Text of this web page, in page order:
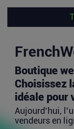
Boutique
Choisissez
idéale pour
Aujourd’hui,
vendeurs en